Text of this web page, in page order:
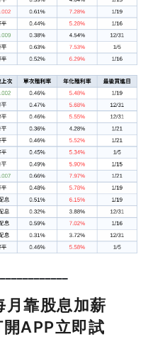
月靠股息加薪
APP立即試